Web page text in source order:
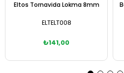
Eltos Tornavida Lokma 8mm
ELTELT008
₺141,00